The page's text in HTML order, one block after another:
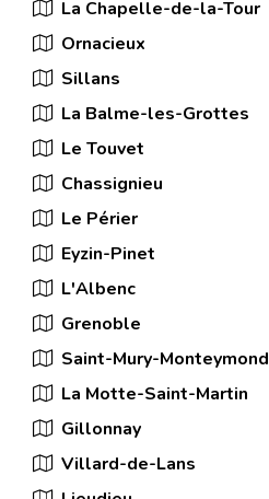
La Chapelle-de-la-Tour
Ornacieux
Sillans
La Balme-les-Grottes
Le Touvet
Chassignieu
Le Périer
Eyzin-Pinet
L'Albenc
Grenoble
Saint-Mury-Monteymond
La Motte-Saint-Martin
Gillonnay
Villard-de-Lans